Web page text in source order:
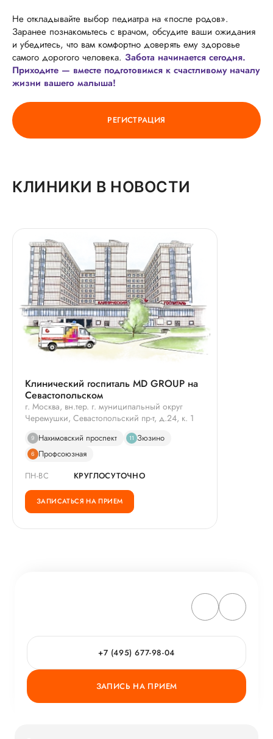
Не откладывайте выбор педиатра на «после родов».
Заранее познакомьтесь с врачом, обсудите ваши ожидания
и убедитесь, что вам комфортно доверять ему здоровье
самого дорогого человека. Забота начинается сегодня.
Приходите — вместе подготовимся к счастливому началу
жизни вашего малыша!
РЕГИСТРАЦИЯ
КЛИНИКИ В НОВОСТИ
Клинический госпиталь MD GROUP на
Севастопольском
г. Москва, вн.тер. г. муниципальный округ
Черемушки, Севастопольский пр-т, д.24, к. 1
9 Нахимовский проспект 11 Зюзино
6
Профсоюзная
ПН-ВС
КРУГЛОСУТОЧНО
ЗАПИСАТЬСЯ НА ПРИЕМ
+7 (495) 677-98-04
ЗАПИСЬ НА ПРИЕМ